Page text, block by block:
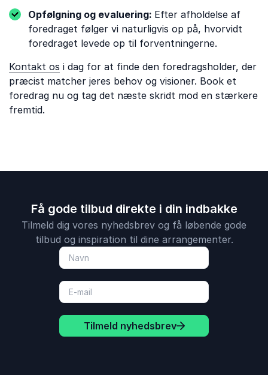
Opfølgning og evaluering: Efter afholdelse af
foredraget følger vi naturligvis op på, hvorvidt
foredraget levede op til forventningerne.
Kontakt os i dag for at finde den foredragsholder, der
præcist matcher jeres behov og visioner. Book et
foredrag nu og tag det næste skridt mod en stærkere
fremtid.
Få gode tilbud direkte i din indbakke
Tilmeld dig vores nyhedsbrev og få løbende gode
tilbud og inspiration til dine arrangementer.
Tilmeld nyhedsbrev